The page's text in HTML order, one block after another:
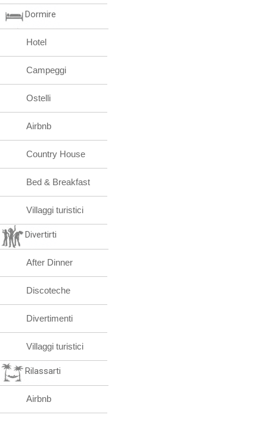
Dormire
Hotel
Campeggi
Ostelli
Airbnb
Country House
Bed & Breakfast
Villaggi turistici
Divertirti
After Dinner
Discoteche
Divertimenti
Villaggi turistici
Rilassarti
Airbnb